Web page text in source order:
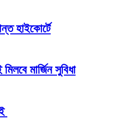
হাইকোর্টে
মার্জিন সুবিধা